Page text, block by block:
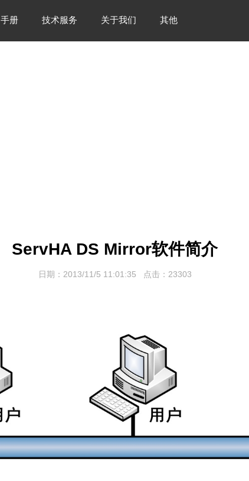
手册 技术服务 关于我们 其他
ServHA DS Mirror软件简介
日期：2013/11/5 11:01:35 点击：23303